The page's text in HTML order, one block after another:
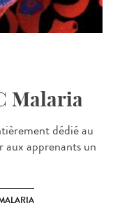
Malaria
dédié au
apprenants un